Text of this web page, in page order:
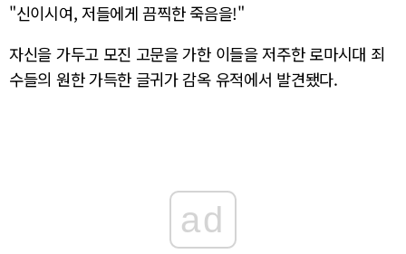
"신이시여, 저들에게 끔찍한 죽음을!"
자신을 가두고 모진 고문을 가한 이들을 저주한 로마시대 죄
수들의 원한 가득한 글귀가 감옥 유적에서 발견됐다.
ad